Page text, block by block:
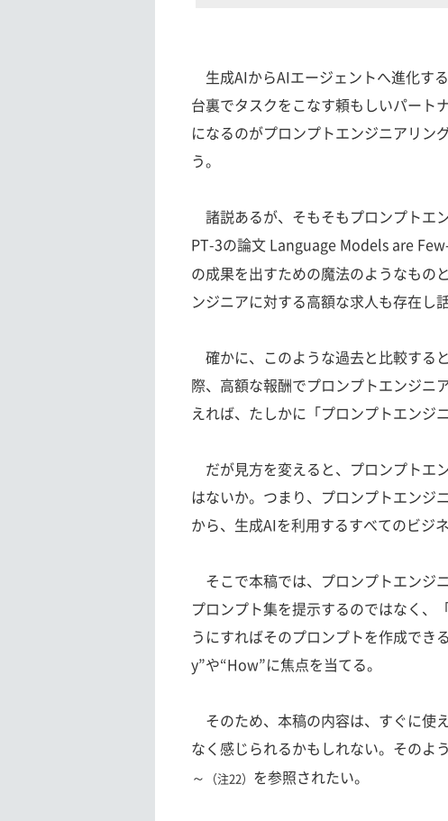
生成AIからAIエージェントへ進化す
台裏でタスクをこなす頼もしいパート
になるのがプロンプトエンジニアリン
う。
諸説あるが、そもそもプロンプトエ
PT-3の論文 Language Models are
の成果を出すための魔法のようなもの
ンジニアに対する高額な求人も存在し
確かに、このような過去と比較する
際、高額な報酬でプロンプトエンジニ
えれば、たしかに「プロンプトエンジ
だが見方を変えると、プロンプトエ
はないか。つまり、プロンプトエンジ
から、生成AIを利用するすべてのビジ
そこで本稿では、プロンプトエンジ
プロンプト集を提示するのではなく、
うにすればそのプロンプトを作成でき
y”や“How”に焦点を当てる。
そのため、本稿の内容は、すぐに使
なく感じられるかもしれない。そのよ
～ （注22） を参照されたい。